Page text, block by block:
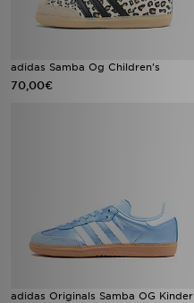
adidas Samba Og Children's
70,00€
adidas Originals Samba OG Kinder